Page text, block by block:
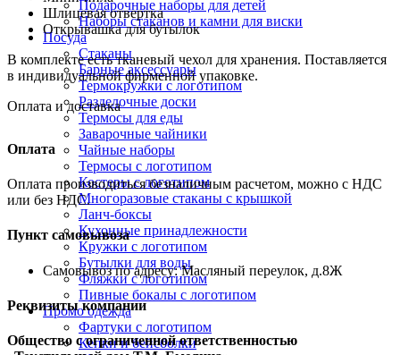
Подарочные наборы для детей
Наборы стаканов и камни для виски
Посуда
Стаканы
Барные аксессуары
Термокружки с логотипом
Разделочные доски
Термосы для еды
Заварочные чайники
Чайные наборы
Термосы с логотипом
Костеры с логотипом
Многоразовые стаканы с крышкой
Ланч-боксы
Кухонные принадлежности
Кружки с логотипом
Бутылки для воды
Фляжки с логотипом
Пивные бокалы с логотипом
Промо одежда
Фартуки с логотипом
Кепки и бейсболки
Шлицевая отвертка
Открывашка для бутылок
В комплекте есть тканевый чехол для хранения. Поставляется
в индивидуальной фирменной упаковке.
Оплата и доставка
Оплата
Оплата производиться безналичным расчетом, можно с НДС
или без НДС.
Пункт самовывоза
Самовывоз по адресу: Масляный переулок, д.8Ж
Реквизиты компании
Общество с ограниченной ответственностью